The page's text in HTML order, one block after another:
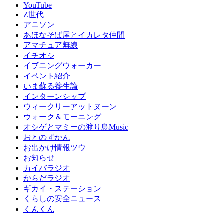
YouTube
Z世代
アニソン
あほなそば屋とイカレタ仲間
アマチュア無線
イチオシ
イブニングウォーカー
イベント紹介
いま蘇る養生論
インターンシップ
ウィークリーアットヌーン
ウォーク＆モーニング
オシゲとマミーの渡り鳥Music
おとのずかん
お出かけ情報ツウ
お知らせ
カイバラジオ
からだラジオ
ギカイ・ステーション
くらしの安全ニュース
くんくん